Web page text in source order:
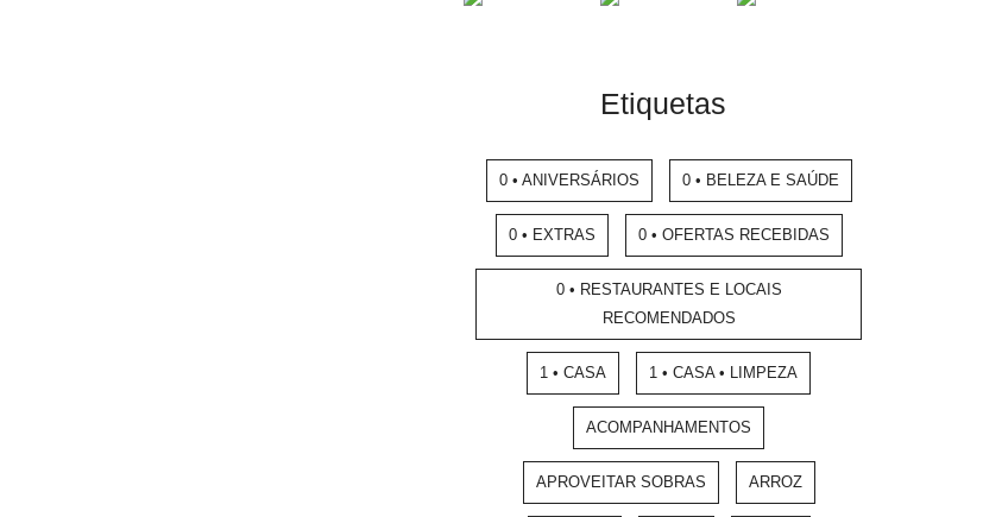
Etiquetas
0 • ANIVERSÁRIOS 0 • BELEZA E SAÚDE
0 • EXTRAS 0 • OFERTAS RECEBIDAS
0 • RESTAURANTES E LOCAIS
RECOMENDADOS
1 • CASA 1 • CASA • LIMPEZA
ACOMPANHAMENTOS
APROVEITAR SOBRAS ARROZ